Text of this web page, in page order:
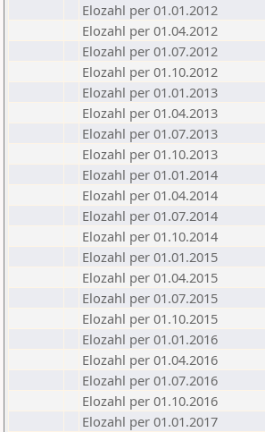
Elozahl per 01.01.2012
Elozahl per 01.04.2012
Elozahl per 01.07.2012
Elozahl per 01.10.2012
Elozahl per 01.01.2013
Elozahl per 01.04.2013
Elozahl per 01.07.2013
Elozahl per 01.10.2013
Elozahl per 01.01.2014
Elozahl per 01.04.2014
Elozahl per 01.07.2014
Elozahl per 01.10.2014
Elozahl per 01.01.2015
Elozahl per 01.04.2015
Elozahl per 01.07.2015
Elozahl per 01.10.2015
Elozahl per 01.01.2016
Elozahl per 01.04.2016
Elozahl per 01.07.2016
Elozahl per 01.10.2016
Elozahl per 01.01.2017